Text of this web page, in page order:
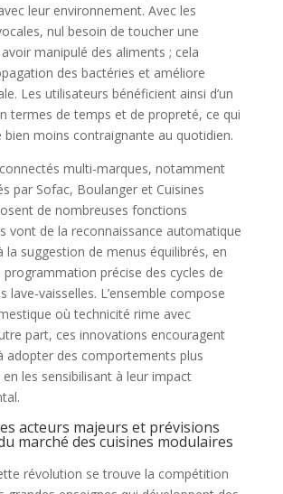
leur environnement. Avec les
nul besoin de toucher une
manipulé des aliments ; cela
des bactéries et améliore
Les utilisateurs bénéficient ainsi d’un
termes de temps et de propreté, ce qui
bien moins contraignante au quotidien.
multi-marques, notamment
par Sofac, Boulanger et Cuisines
de nombreuses fonctions
vont de la reconnaissance automatique
la suggestion de menus équilibrés, en
programmation précise des cycles de
lave-vaisselles. L’ensemble compose
où technicité rime avec
part, ces innovations encouragent
adopter des comportements plus
les sensibilisant à leur impact
acteurs majeurs et prévisions
marché des cuisines modulaires
révolution se trouve la compétition